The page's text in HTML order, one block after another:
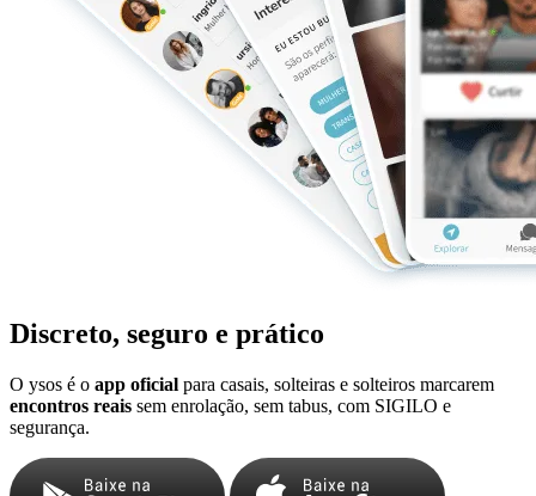
Discreto, seguro e prático
O ysos é o app oficial para casais, solteiras e solteiros marcarem
encontros reais sem enrolação, sem tabus, com SIGILO e
segurança.